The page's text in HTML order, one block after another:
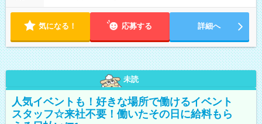
気になる！ 応募する 詳細へ
未読
人気イベントも！好きな場所で働けるイベント
スタッフ☆来社不要！働いたその日に給料もら